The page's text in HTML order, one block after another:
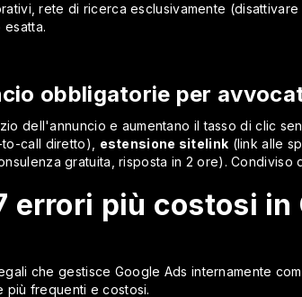
rete di ricerca esclusivamente
esatta.
obbligatorie per
dell'annuncio e aumentano il tasso di clic
to-call diretto), estensione sitelink (link alle
gratuita, risposta in 2 ore).
errori più costosi in
che gestisce Google Ads internamente
più frequenti e costosi.